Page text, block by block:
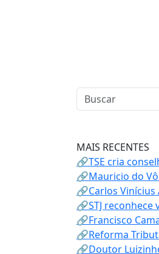
MAIS RECENTES
🔗TSE cria
🔗Mauricio do
🔗Carlos Vinícius
🔗STJ
🔗Francisco
🔗Reforma
🔗Doutor